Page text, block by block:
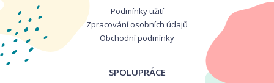
Podmínky užití
Zpracování osobních údajů
Obchodní podmínky
SPOLUPRÁCE